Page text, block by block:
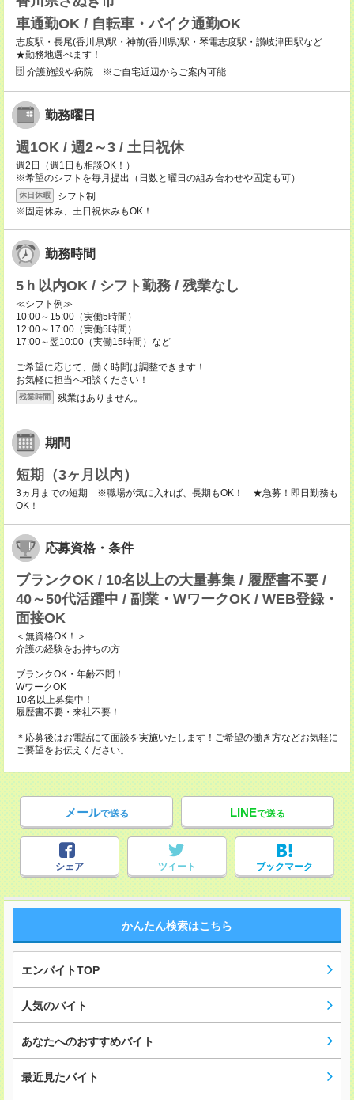
車通勤OK / 自転車・バイク通勤OK
志度駅・長尾(香川県)駅・神前(香川県)駅・琴電志度駅・讃岐津田駅など
★勤務地選べます！
介護施設や病院 ※ご自宅近辺からご案内可能
勤務曜日
週1OK / 週2～3 / 土日祝休
週2日（週1日も相談OK！）
※希望のシフトを毎月提出（日数と曜日の組み合わせや固定も可）
休日休暇
シフト制
※固定休み、土日祝休みもOK！
勤務時間
5ｈ以内OK / シフト勤務 / 残業なし
≪シフト例≫
10:00～15:00（実働5時間）
12:00～17:00（実働5時間）
17:00～翌10:00（実働15時間）など
ご希望に応じて、働く時間は調整できます！
お気軽に担当へ相談ください！
残業時間 残業はありません。
期間
短期（3ヶ月以内）
3ヵ月までの短期 ※職場が気に入れば、長期もOK！ ★急募！即日勤務も
OK！
応募資格・条件
ブランクOK / 10名以上の大量募集 / 履歴書不要 /
40～50代活躍中 / 副業・WワークOK / WEB登録・
面接OK
＜無資格OK！＞
介護の経験をお持ちの方
ブランクOK・年齢不問！
WワークOK
10名以上募集中！
履歴書不要・来社不要！
＊応募後はお電話にて面談を実施いたします！ご希望の働き方などお気軽に
ご要望をお伝えください。
メールで送る LINEで送る
シェア ツイート ブックマーク
かんたん検索はこちら
エンバイトTOP
人気のバイト
あなたへのおすすめバイト
最近見たバイト